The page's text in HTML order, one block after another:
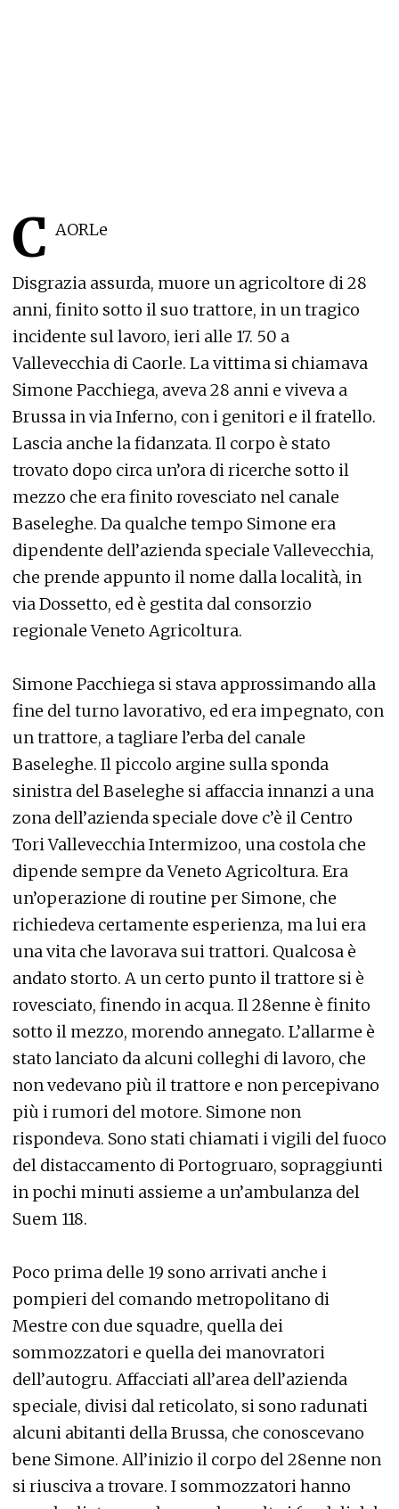
C AORLe
Disgrazia assurda, muore un agricoltore di 28
anni, finito sotto il suo trattore, in un tragico
incidente sul lavoro, ieri alle 17. 50 a
Vallevecchia di Caorle. La vittima si chiamava
Simone Pacchiega, aveva 28 anni e viveva a
Brussa in via Inferno, con i genitori e il fratello.
Lascia anche la fidanzata. Il corpo è stato
trovato dopo circa un’ora di ricerche sotto il
mezzo che era finito rovesciato nel canale
Baseleghe. Da qualche tempo Simone era
dipendente dell’azienda speciale Vallevecchia,
che prende appunto il nome dalla località, in
via Dossetto, ed è gestita dal consorzio
regionale Veneto Agricoltura.
Simone Pacchiega si stava approssimando alla
fine del turno lavorativo, ed era impegnato, con
un trattore, a tagliare l’erba del canale
Baseleghe. Il piccolo argine sulla sponda
sinistra del Baseleghe si affaccia innanzi a una
zona dell’azienda speciale dove c’è il Centro
Tori Vallevecchia Intermizoo, una costola che
dipende sempre da Veneto Agricoltura. Era
un’operazione di routine per Simone, che
richiedeva certamente esperienza, ma lui era
una vita che lavorava sui trattori. Qualcosa è
andato storto. A un certo punto il trattore si è
rovesciato, finendo in acqua. Il 28enne è finito
sotto il mezzo, morendo annegato. L’allarme è
stato lanciato da alcuni colleghi di lavoro, che
non vedevano più il trattore e non percepivano
più i rumori del motore. Simone non
rispondeva. Sono stati chiamati i vigili del fuoco
del distaccamento di Portogruaro, sopraggiunti
in pochi minuti assieme a un’ambulanza del
Suem 118.
Poco prima delle 19 sono arrivati anche i
pompieri del comando metropolitano di
Mestre con due squadre, quella dei
sommozzatori e quella dei manovratori
dell’autogru. Affacciati all’area dell’azienda
speciale, divisi dal reticolato, si sono radunati
alcuni abitanti della Brussa, che conoscevano
bene Simone. All’inizio il corpo del 28enne non
si riusciva a trovare. I sommozzatori hanno